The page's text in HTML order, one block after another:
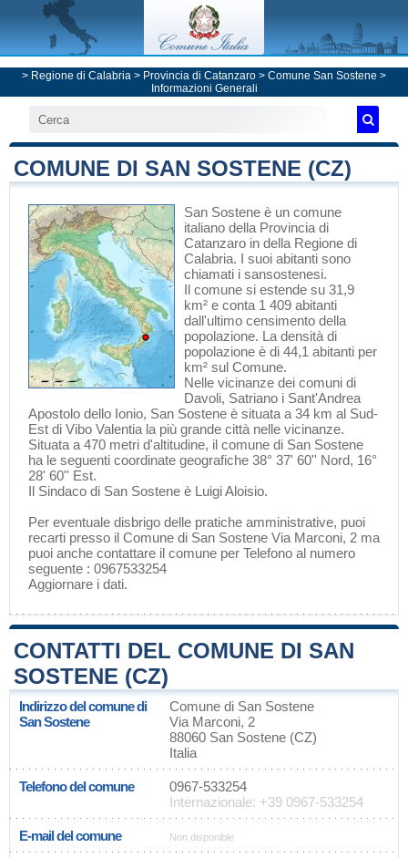
> Regione di Calabria > Provincia di Catanzaro > Comune San Sostene >
Informazioni Generali
COMUNE DI SAN SOSTENE (CZ)
San Sostene è un comune
italiano della Provincia di
Catanzaro in della Regione di
Calabria. I suoi abitanti sono
chiamati i sansostenesi.
Il comune si estende su 31,9
km² e conta 1 409 abitanti
dall'ultimo censimento della
popolazione. La densità di
popolazione è di 44,1 abitanti per
km² sul Comune.
Nelle vicinanze dei comuni di
Davoli, Satriano i Sant'Andrea
Apostolo dello Ionio, San Sostene è situata a 34 km al Sud-
Est di Vibo Valentia la più grande città nelle vicinanze.
Situata a 470 metri d'altitudine, il comune di San Sostene
ha le seguenti coordinate geografiche 38° 37' 60'' Nord, 16°
28' 60'' Est.
Il Sindaco di San Sostene è Luigi Aloisio.
Per eventuale disbrigo delle pratiche amministrative, puoi
recarti presso il Comune di San Sostene Via Marconi, 2 ma
puoi anche contattare il comune per Telefono al numero
seguente : 0967533254
Aggiornare i dati.
CONTATTI DEL COMUNE DI SAN
SOSTENE (CZ)
Indirizzo del comune di
San Sostene
Comune di San Sostene
Via Marconi, 2
88060 San Sostene (CZ)
Italia
Telefono del comune
0967-533254
Internazionale: +39 0967-533254
E-mail del comune Non disponible